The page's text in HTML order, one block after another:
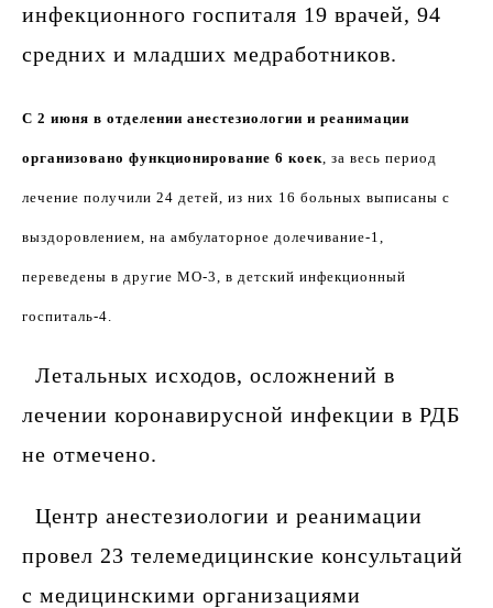
инфекционного госпиталя 19 врачей, 94
средних и младших медработников.
С 2 июня в отделении анестезиологии и реанимации
организовано функционирование 6 коек , за весь период
лечение получили 24 детей, из них 16 больных выписаны с
выздоровлением, на амбулаторное долечивание-1,
переведены в другие МО-3, в детский инфекционный
госпиталь-4.
Летальных исходов, осложнений в
лечении коронавирусной инфекции в РДБ
не отмечено.
Центр анестезиологии и реанимации
провел 23 телемедицинские консультаций
с медицинскими организациями